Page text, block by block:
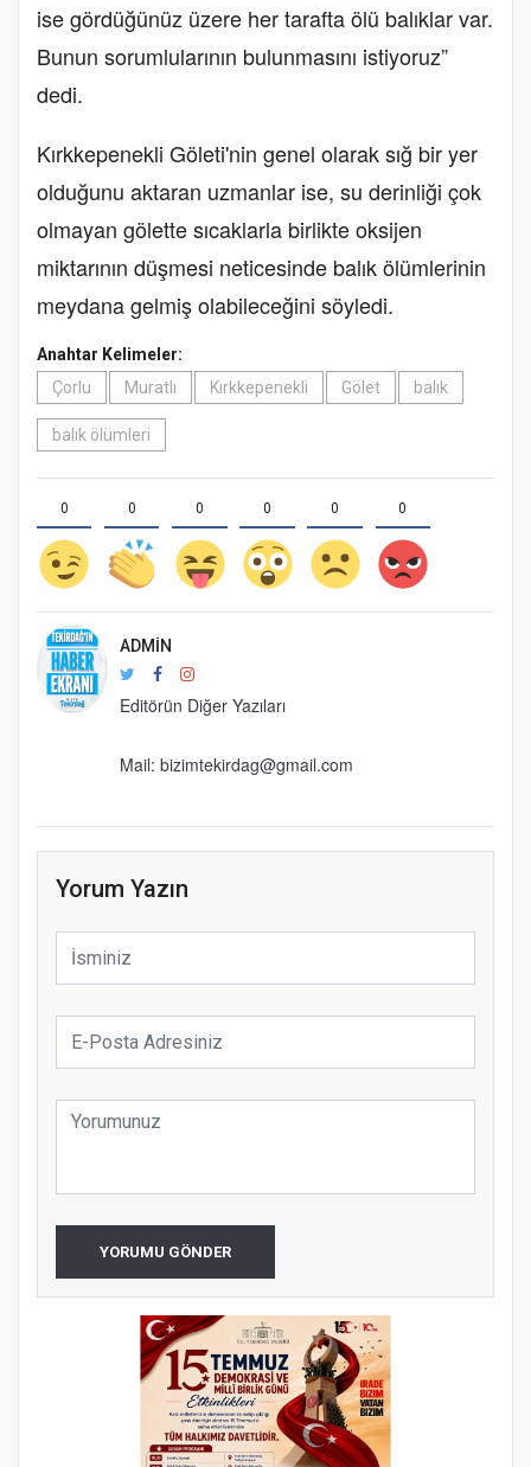
ise gördüğünüz üzere her tarafta ölü balıklar var.
Bunun sorumlularının bulunmasını istiyoruz”
dedi.
Kırkkepenekli Göleti'nin genel olarak sığ bir yer
olduğunu aktaran uzmanlar ise, su derinliği çok
olmayan gölette sıcaklarla birlikte oksijen
miktarının düşmesi neticesinde balık ölümlerinin
meydana gelmiş olabileceğini söyledi.
Anahtar Kelimeler:
Çorlu
Muratlı Kırkkepenekli Gölet balık
balık ölümleri
0 0 0 0 0 0
ADMIN
Editörün Diğer Yazıları
Mail: bizimtekirdag@gmail.com
Yorum Yazın
YORUMU GÖNDER